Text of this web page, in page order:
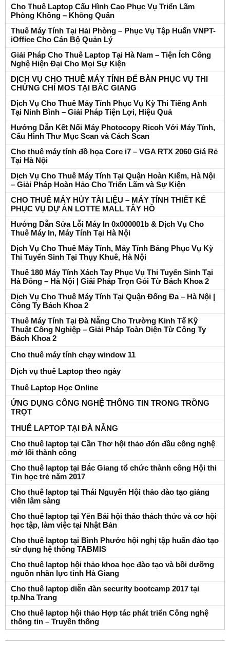
Cho Thuê Laptop Cấu Hình Cao Phục Vụ Triển Lãm
Phòng Không – Không Quân
Thuê Máy Tính Tại Hải Phòng – Phục Vụ Tập Huấn VNPT-
iOffice Cho Cán Bộ Quản Lý
Giải Pháp Cho Thuê Laptop Tại Hà Nam – Tiện Ích Công
Nghệ Hiện Đại Cho Mọi Sự Kiện
DỊCH VỤ CHO THUÊ MÁY TÍNH ĐỂ BÀN PHỤC VỤ THI
CHỨNG CHỈ MOS TẠI BẮC GIANG
Dịch Vụ Cho Thuê Máy Tính Phục Vụ Kỳ Thi Tiếng Anh
Tại Ninh Bình – Giải Pháp Tiện Lợi, Hiệu Quả
Hướng Dẫn Kết Nối Máy Photocopy Ricoh Với Máy Tính,
Cấu Hình Thư Mục Scan và Cách Scan
Cho thuê máy tính đồ họa Core i7 – VGA RTX 2060 Giá Rẻ
Tại Hà Nội
Dịch Vụ Cho Thuê Máy Tính Tại Quận Hoàn Kiếm, Hà Nội
– Giải Pháp Hoàn Hảo Cho Triển Lãm và Sự Kiện
CHO THUÊ MÁY HỦY TÀI LIỆU – MÁY TÍNH THIẾT KẾ
PHỤC VỤ DỰ ÁN LOTTE MALL TÂY HỒ
Hướng Dẫn Sửa Lỗi Máy In 0x000001b & Dịch Vụ Cho
Thuê Máy In, Máy Tính Tại Hà Nội
Dịch Vụ Cho Thuê Máy Tính, Máy Tính Bảng Phục Vụ Kỳ
Thi Tuyển Sinh Tại Thụy Khuê, Hà Nội
Thuê 180 Máy Tính Xách Tay Phục Vụ Thi Tuyển Sinh Tại
Hà Đông – Hà Nội | Giải Pháp Trọn Gói Từ Bách Khoa 2
Dịch Vụ Cho Thuê Máy Tính Tại Quận Đống Đa – Hà Nội |
Công Ty Bách Khoa 2
Thuê Máy Tính Tại Đà Nẵng Cho Trường Kinh Tế Kỹ
Thuật Công Nghiệp – Giải Pháp Toàn Diện Từ Công Ty
Bách Khoa 2
Cho thuê máy tính chạy window 11
Dịch vụ thuê Laptop theo ngày
Thuê Laptop Học Online
ỨNG DỤNG CÔNG NGHỆ THÔNG TIN TRONG TRỒNG
TRỌT
THUÊ LAPTOP TẠI ĐÀ NẴNG
Cho thuê laptop tại Cần Thơ hội thảo đón đầu công nghệ
mở lối thành công
Cho thuê laptop tại Bắc Giang tổ chức thành công Hội thi
Tin học trẻ năm 2017
Cho thuê laptop tại Thái Nguyên Hội thảo đào tạo giảng
viên lâm sàng
Cho thuê laptop tại Yên Bái hội thảo thách thức và cơ hội
học tập, làm việc tại Nhật Bản
Cho thuê laptop tại Bình Phước hội nghị tập huấn đào tạo
sử dụng hệ thống TABMIS
Cho thuê laptop hội thảo khoa học đào tạo và bồi dưỡng
nguồn nhân lực tỉnh Hà Giang
Cho thuê laptop diễn đàn security bootcamp 2017 tại
tp.Nha Trang
Cho thuê laptop hội thảo Hợp tác phát triển Công nghệ
thông tin – Truyền thông